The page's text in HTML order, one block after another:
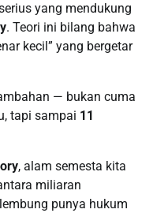
yang mendukung
. Teori ini bilang bahwa
kecil” yang bergetar
— bukan cuma
tapi sampai 11
, alam semesta kita
miliaran
punya hukum